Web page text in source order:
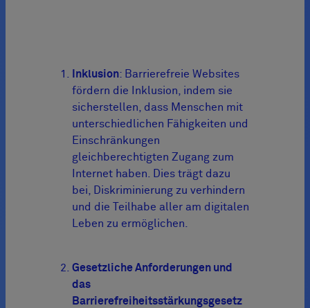
Inklusion: Barrierefreie Websites
fördern die Inklusion, indem sie
sicherstellen, dass Menschen mit
unterschiedlichen Fähigkeiten und
Einschränkungen
gleichberechtigten Zugang zum
Internet haben. Dies trägt dazu
bei, Diskriminierung zu verhindern
und die Teilhabe aller am digitalen
Leben zu ermöglichen.
Gesetzliche Anforderungen und
das
Barrierefreiheitsstärkungsgesetz